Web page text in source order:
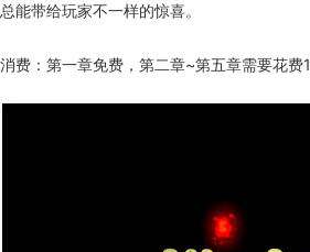
总能带给玩家不一样的惊喜。
消费：第一章免费，第二章~第五章需要花